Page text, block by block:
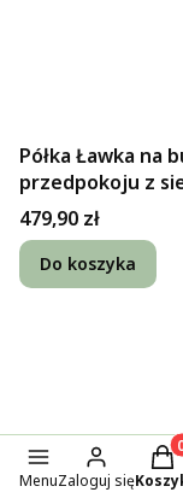
Półka Ławka na
przedpokoju z
Cena
479,90 zł
Do koszyka
MenuZaloguj się